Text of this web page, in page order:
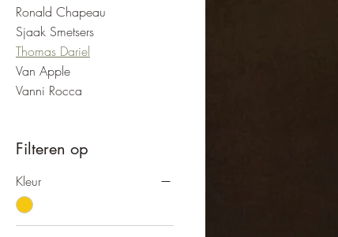
Ronald Chapeau
Sjaak Smetsers
Thomas Dariel
Van Apple
Vanni Rocca
Filteren op
Kleur